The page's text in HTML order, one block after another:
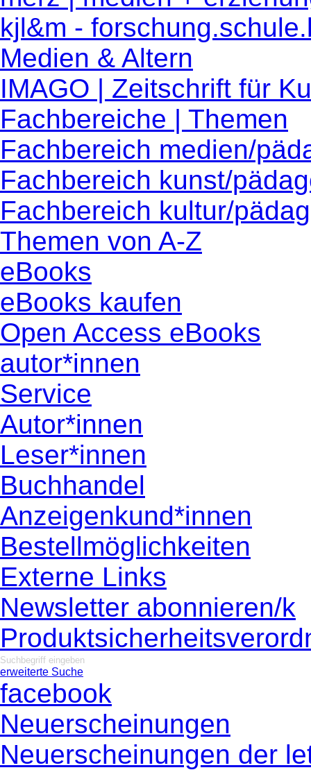
kjl&m -
Medien & Altern
IMAGO | Zeitschrift für
Fachbereiche | Themen
Fachbereich medien/
Fachbereich kunst/
Fachbereich kultur/
Themen von A-Z
eBooks
eBooks kaufen
Open Access eBooks
autor*innen
Service
Autor*innen
Leser*innen
Buchhandel
Anzeigenkund*innen
Bestellmöglichkeiten
Externe Links
Newsletter abonnieren/k
erweiterte Suche
facebook
Neuerscheinungen
Neuerscheinungen der